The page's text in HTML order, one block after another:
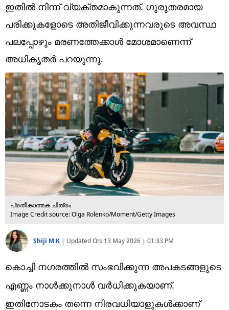
Photo
Short Videos
ഇതില്‍ നിന്ന് വ്യക്തമാകുന്നത്. ഗുരുതരമായ
പരിക്കുകളോടെ അതിജീവിക്കുന്നവരുടെ അവസ്ഥ
പലപ്പോഴും മരണത്തേക്കാള്‍ മോശമാണെന്ന്
അധികൃതര്‍ പറയുന്നു.
പ്രതീകാത്മക ചിത്രം
Image Credit source: Olga Rolenko/Moment/Getty Images
Shiji M K | Updated On: 13 May 2026 | 01:33 PM
കൊച്ചി നഗരത്തില്‍ സംഭവിക്കുന്ന അപകടങ്ങളുടെ
എണ്ണം നാള്‍ക്കുനാള്‍ വര്‍ധിക്കുകയാണ്.
ഇതിനോടകം തന്നെ നിരവധിയാളുകള്‍ക്കാണ്